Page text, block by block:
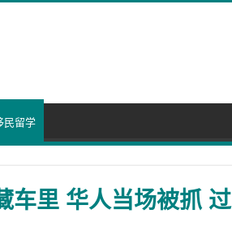
民留学
车里 华人当场被抓 过